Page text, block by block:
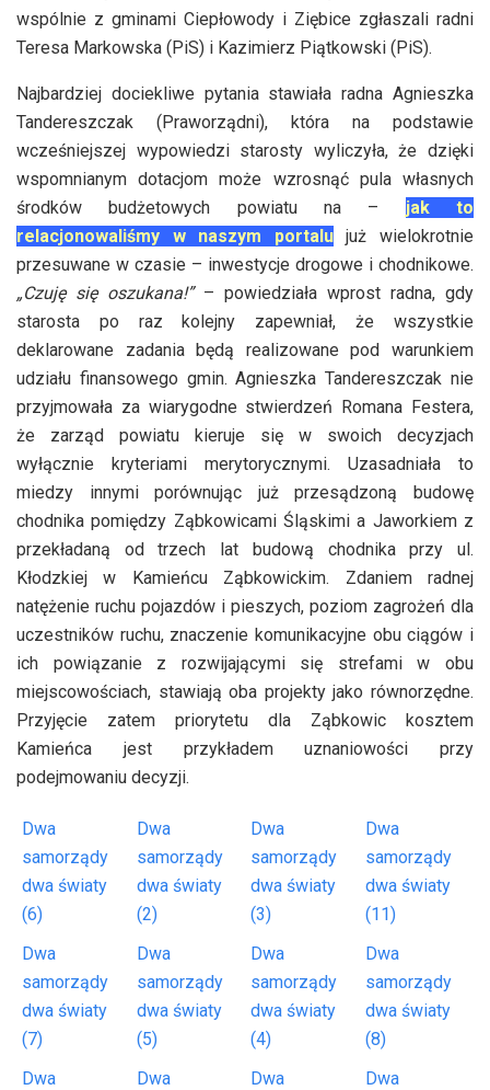
wspólnie z gminami Ciepłowody i Ziębice zgłaszali radni
Teresa Markowska (PiS) i Kazimierz Piątkowski (PiS).
Najbardziej dociekliwe pytania stawiała radna Agnieszka
Tandereszczak (Praworządni), która na podstawie
wcześniejszej wypowiedzi starosty wyliczyła, że dzięki
wspomnianym dotacjom może wzrosnąć pula własnych
środków budżetowych powiatu na – jak to
relacjonowaliśmy w naszym portalujuż wielokrotnie
przesuwane w czasie – inwestycje drogowe i chodnikowe.
„Czuję się oszukana!”– powiedziała wprost radna, gdy
starosta po raz kolejny zapewniał, że wszystkie
deklarowane zadania będą realizowane pod warunkiem
udziału finansowego gmin. Agnieszka Tandereszczak nie
przyjmowała za wiarygodne stwierdzeń Romana Festera,
że zarząd powiatu kieruje się w swoich decyzjach
wyłącznie kryteriami merytorycznymi. Uzasadniała to
miedzy innymi porównując już przesądzoną budowę
chodnika pomiędzy Ząbkowicami Śląskimi a Jaworkiem z
przekładaną od trzech lat budową chodnika przy ul.
Kłodzkiej w Kamieńcu Ząbkowickim. Zdaniem radnej
natężenie ruchu pojazdów i pieszych, poziom zagrożeń dla
uczestników ruchu, znaczenie komunikacyjne obu ciągów i
ich powiązanie z rozwijającymi się strefami w obu
miejscowościach, stawiają oba projekty jako równorzędne.
Przyjęcie zatem priorytetu dla Ząbkowic kosztem
Kamieńca jest przykładem uznaniowości przy
podejmowaniu decyzji.
Dwa
samorządy
dwa światy
(6)
Dwa
samorządy
dwa światy
(2)
Dwa
samorządy
dwa światy
(3)
Dwa
samorządy
dwa światy
(11)
Dwa
samorządy
dwa światy
(7)
Dwa
samorządy
dwa światy
(5)
Dwa
samorządy
dwa światy
(4)
Dwa
samorządy
dwa światy
(8)
Dwa
Dwa
Dwa
Dwa